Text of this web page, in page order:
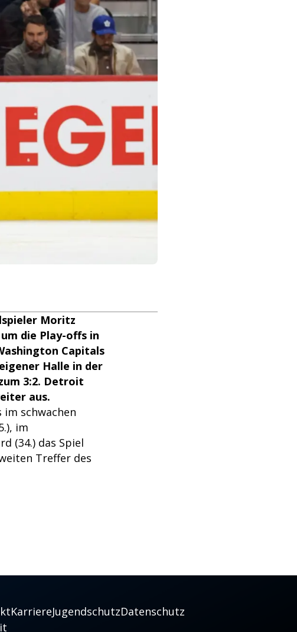
Moritz
die Play-offs in
Capitals
Halle in der
3:2. Detroit
aus.
schwachen
im
(34.) das Spiel
Treffer des
KarriereJugendschutzDatenschutz